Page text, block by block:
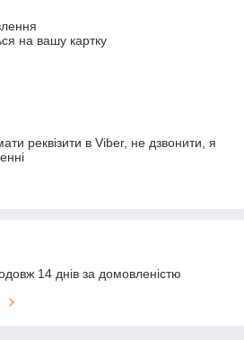
на вашу картку
реквізити в Viber, не дзвонити, я
14 днів за домовленістю